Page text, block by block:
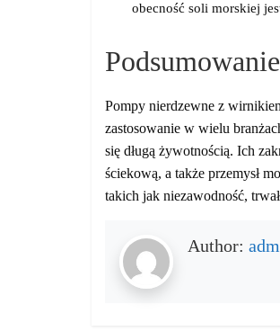
obecność soli morskiej
Pompy nierdzewne z
zastosowanie w wielu
się długą żywotnością. Ich
ściekową, a także przemysł
takich jak niezawodność,
Author: